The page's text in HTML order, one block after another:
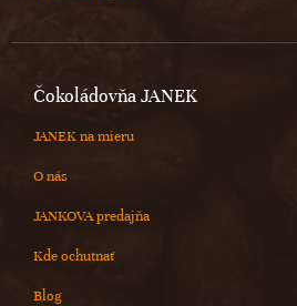
Čokoládovňa JANEK
JANEK na mieru
O nás
JANKOVA predajňa
Kde ochutnať
Blog